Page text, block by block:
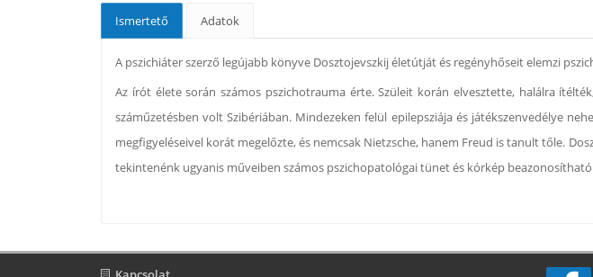
Ismertető Adatok
A pszichiáter szerző legújabb könyve Dosztojevszkij életútját és regényhőseit elemzi
Az írót élete során számos pszichotrauma érte. Szüleit korán elvesztette, halálra
száműzetésben volt Szibériában. Mindezeken felül epilepsziája és játékszenvedélye
megfigyeléseivel korát megelőzte, és nemcsak Nietzsche, hanem Freud is tanult tőle.
tekintenénk ugyanis műveiben számos pszichopatológai tünet és kórkép